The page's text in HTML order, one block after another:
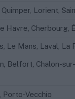
Lorient,
Havre, Cherbourg,
Le Mans, Laval, La
Belfort, Chalon-
Porto-Vecchio